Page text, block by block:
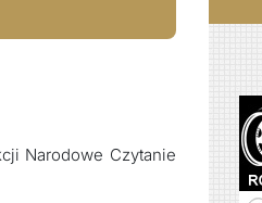
Narodowe Czytanie